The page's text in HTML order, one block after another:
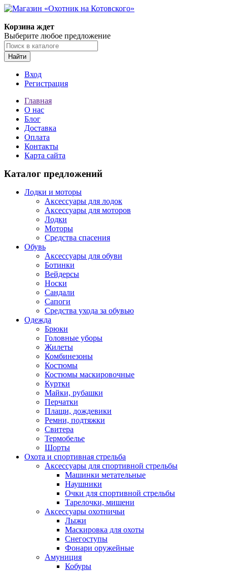
Корзина ждет
Выберите любое предложение
Найти
Вход
Регистрация
Главная
О нас
Блог
Доставка
Оплата
Контакты
Карта сайта
Каталог предложений
Лодки и моторы
Аксессуары для лодок
Аксессуары для моторов
Лодки
Моторы
Средства спасения
Обувь
Аксессуары для обуви
Ботинки
Вейдерсы
Носки
Сандали
Сапоги
Средства ухода за обувью
Одежда
Брюки
Головные уборы
Жилеты
Комбинезоны
Костюмы
Костюмы маскировочные
Куртки
Майки, рубашки
Перчатки
Плащи, дождевики
Ремни, подтяжки
Свитера
Термобелье
Шорты
Охота и спортивная стрельба
Аксессуары для спортивной стрельбы
Машинки метательные
Наушники
Очки для спортивной стрельбы
Тарелочки, мишени
Аксессуары охотничьи
Лыжи
Маскировка для охоты
Снегоступы
Фонари оружейные
Амуниция
Кобуры